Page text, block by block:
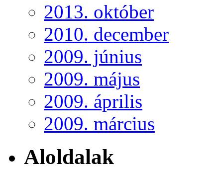
2013. október
2010. december
2009. június
2009. május
2009. április
2009. március
Aloldalak